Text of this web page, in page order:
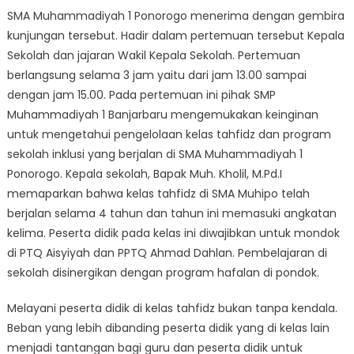
SMA Muhammadiyah 1 Ponorogo menerima dengan gembira
kunjungan tersebut. Hadir dalam pertemuan tersebut Kepala
Sekolah dan jajaran Wakil Kepala Sekolah. Pertemuan
berlangsung selama 3 jam yaitu dari jam 13.00 sampai
dengan jam 15.00. Pada pertemuan ini pihak SMP
Muhammadiyah 1 Banjarbaru mengemukakan keinginan
untuk mengetahui pengelolaan kelas tahfidz dan program
sekolah inklusi yang berjalan di SMA Muhammadiyah 1
Ponorogo. Kepala sekolah, Bapak Muh. Kholil, M.Pd.I
memaparkan bahwa kelas tahfidz di SMA Muhipo telah
berjalan selama 4 tahun dan tahun ini memasuki angkatan
kelima. Peserta didik pada kelas ini diwajibkan untuk mondok
di PTQ Aisyiyah dan PPTQ Ahmad Dahlan. Pembelajaran di
sekolah disinergikan dengan program hafalan di pondok.
Melayani peserta didik di kelas tahfidz bukan tanpa kendala.
Beban yang lebih dibanding peserta didik yang di kelas lain
menjadi tantangan bagi guru dan peserta didik untuk